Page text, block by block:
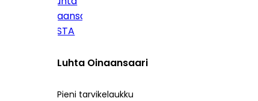
Luhta Oinaansaari
Pieni tarvikelaukku